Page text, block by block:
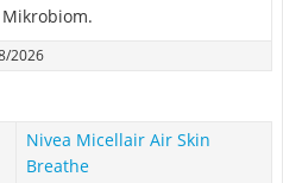
2026
Nivea Micellair Air Skin
Breathe